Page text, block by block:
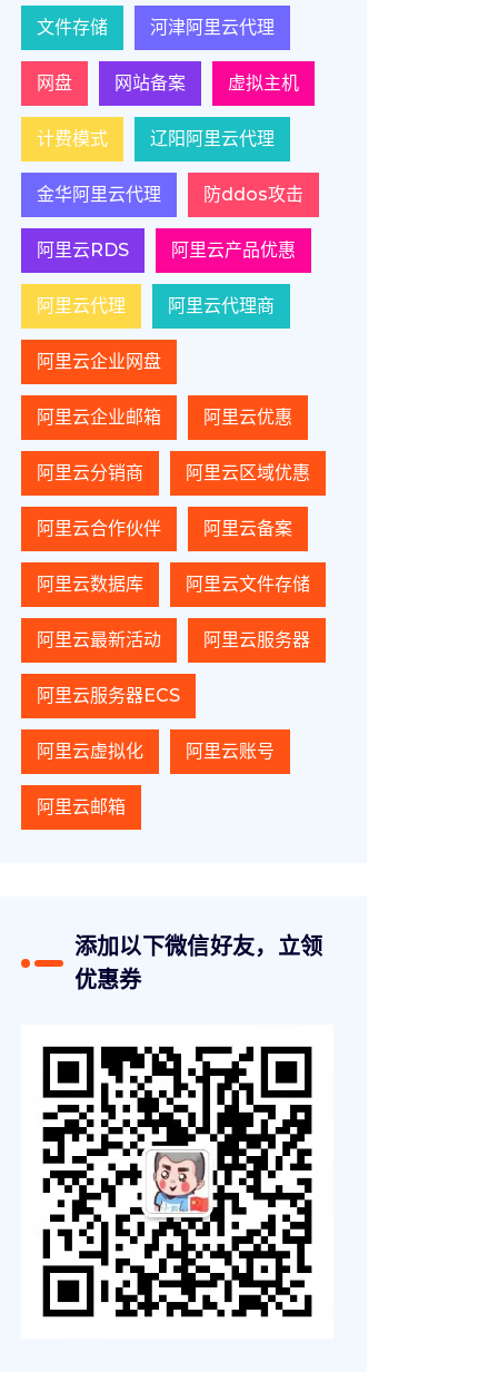
文件存储 河津阿里云代理
网盘 网站备案 虚拟主机
计费模式 辽阳阿里云代理
金华阿里云代理 防ddos攻击
阿里云RDS 阿里云产品优惠
阿里云代理 阿里云代理商
阿里云企业网盘
阿里云企业邮箱 阿里云优惠
阿里云分销商 阿里云区域优惠
阿里云合作伙伴 阿里云备案
阿里云数据库 阿里云文件存储
阿里云最新活动 阿里云服务器
阿里云服务器ECS
阿里云虚拟化 阿里云账号
阿里云邮箱
添加以下微信好友，立领
优惠券